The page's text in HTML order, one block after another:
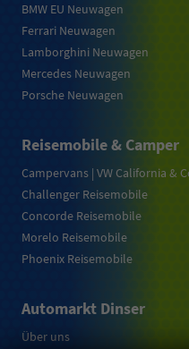
BMW EU Neuwagen
Ferrari Neuwagen
Lamborghini Neuwagen
Mercedes Neuwagen
Porsche Neuwagen
Reisemobile & Camper
Campervans | VW California &
Challenger Reisemobile
Concorde Reisemobile
Morelo Reisemobile
Phoenix Reisemobile
Automarkt Dinser
Über uns